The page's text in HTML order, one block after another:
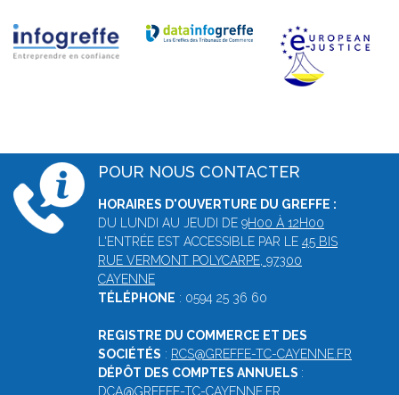
POUR NOUS CONTACTER
HORAIRES D'OUVERTURE DU GREFFE :
DU LUNDI AU JEUDI DE 9H00 À 12H00
L'ENTRÉE EST ACCESSIBLE PAR LE 45 BIS
RUE VERMONT POLYCARPE, 97300
CAYENNE
TÉLÉPHONE : 0594 25 36 60
REGISTRE DU COMMERCE ET DES
SOCIÉTÉS : RCS@GREFFE-TC-CAYENNE.FR
DÉPÔT DES COMPTES ANNUELS :
DCA@GREFFE-TC-CAYENNE.FR